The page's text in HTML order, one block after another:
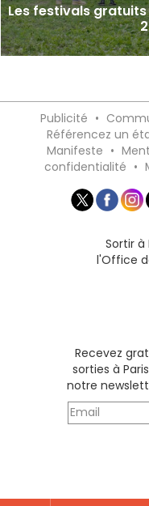
Les festivals
Publicité •
Référencez un
Manifeste •
confidentialité •
Sortir à
l'Office
Recevez
sorties à
notre